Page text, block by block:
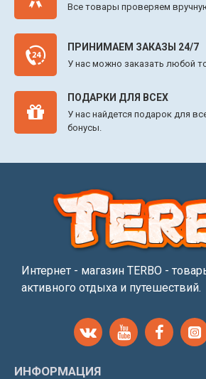
Все товары проверяем
ПРИНИМАЕМ ЗАКАЗЫ 24/7
У нас можно заказать любой
ПОДАРКИ ДЛЯ ВСЕХ
У нас найдется подарок для
бонусы.
Интернет - магазин TERBO -
активного отдыха и путешествий.
ИНФОРМАЦИЯ